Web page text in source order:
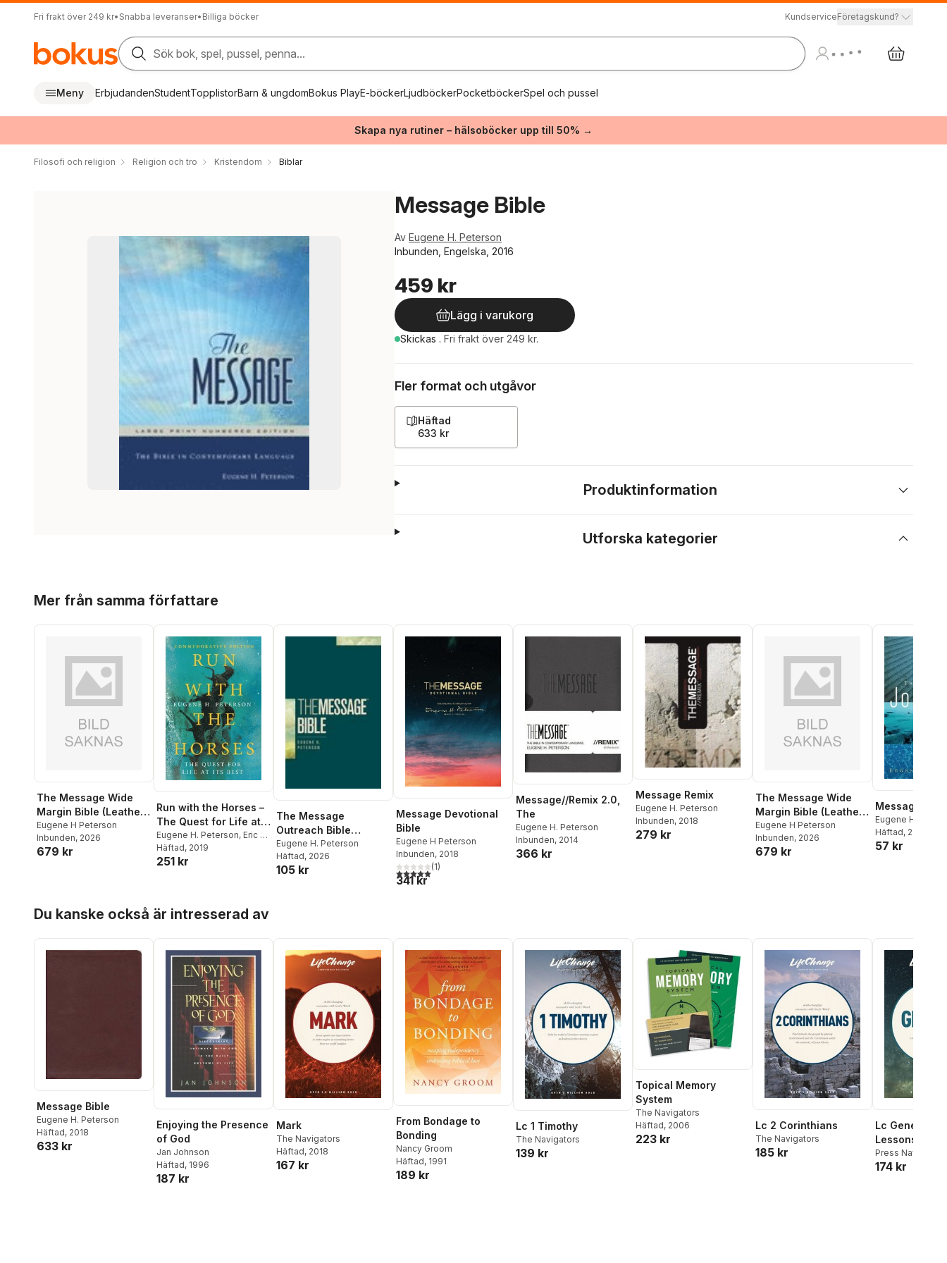
Fri frakt över 249 kr• Snabba leveranser• Billiga böcker KundserviceFöretagskund?
Sök bok, spel, pussel, penna...
Meny ErbjudandenStudentTopplistorBarn & ungdomBokus PlayE-böckerLjudböckerPocketböckerSpel och pussel
Skapa nya rutiner – hälsoböcker upp till 50% →
Filosofi och religion Religion och tro Kristendom Biblar
Message Bible
Av Eugene H. Peterson
Inbunden, Engelska, 2016
459 kr
Lägg i varukorg
Skickas . Fri frakt över 249 kr.
Fler format och utgåvor
Häftad
633 kr
Produktinformation
Utforska kategorier
Mer från samma författare
The Message Wide
Margin Bible (Leather-
Look, Sage Tree)
Eugene H Peterson
Inbunden, 2026
679 kr
Run with the Horses –
The Quest for Life at
Its Best
Eugene H. Peterson, Eric E.
Peterson
Häftad, 2019
251 kr
The Message
Outreach Bible
(Softcover)
Eugene H. Peterson
Häftad, 2026
105 kr
Message Devotional
Bible
Eugene H Peterson
Inbunden, 2018
5,0utav 5 stjärnor. Totalt antal röster:
(1)
341 kr
Message//Remix 2.0,
The
Eugene H. Peterson
Inbunden, 2014
366 kr
Message Remix
Eugene H. Peterson
Inbunden, 2018
279 kr
The Message Wide
Margin Bible (Leather-
Look, Medium Brown)
Eugene H Peterson
Inbunden, 2026
679 kr
Message
Eugene H.
Häftad, 2016
57 kr
Du kanske också är intresserad av
Message Bible
Eugene H. Peterson
Häftad, 2018
633 kr
Enjoying the Presence
of God
Jan Johnson
Häftad, 1996
187 kr
Mark
The Navigators
Häftad, 2018
167 kr
From Bondage to
Bonding
Nancy Groom
Häftad, 1991
189 kr
Lc 1 Timothy
The Navigators
139 kr
Topical Memory
System
The Navigators
Häftad, 2006
223 kr
Lc 2 Corinthians
The Navigators
185 kr
Lc Genesis
Lessons)
Press Nav
174 kr